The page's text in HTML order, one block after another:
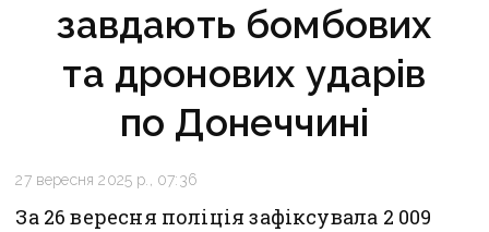
завдають бомбових
та дронових ударів
по Донеччині
27 вересня 2025 р., 07:36
За 26 вересня поліція зафіксувала 2 009